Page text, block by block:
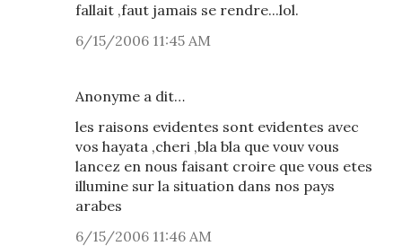
fallait ,faut jamais se rendre...lol.
6/15/2006 11:45 AM
Anonyme a dit…
les raisons evidentes sont evidentes avec
vos hayata ,cheri ,bla bla que vouv vous
lancez en nous faisant croire que vous etes
illumine sur la situation dans nos pays
arabes
6/15/2006 11:46 AM